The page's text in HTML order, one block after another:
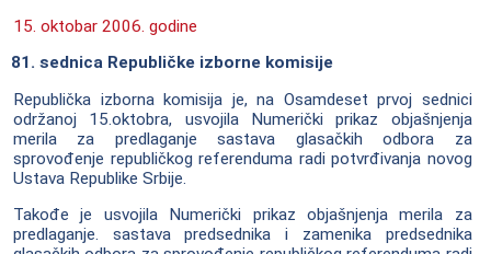
15. oktobar 2006. godine
81. sednica Republičke izborne komisije
Republička izborna komisija je, na Osamdeset prvoj sednici
održanoj 15.oktobra, usvojila Numerički prikaz objašnjenja
merila za predlaganje sastava glasačkih odbora za
sprovođenje republičkog referenduma radi potvrđivanja novog
Ustava Republike Srbije.
Takođe je usvojila Numerički prikaz objašnjenja merila za
predlaganje. sastava predsednika i zamenika predsednika